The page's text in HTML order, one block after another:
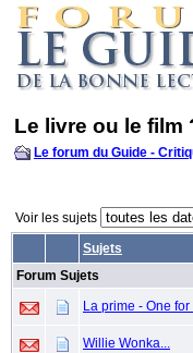
Le livre ou le film
Le forum du Guide -
Voir les sujets
Sujets
Forum Sujets
La prime - One
Willie Wonka...